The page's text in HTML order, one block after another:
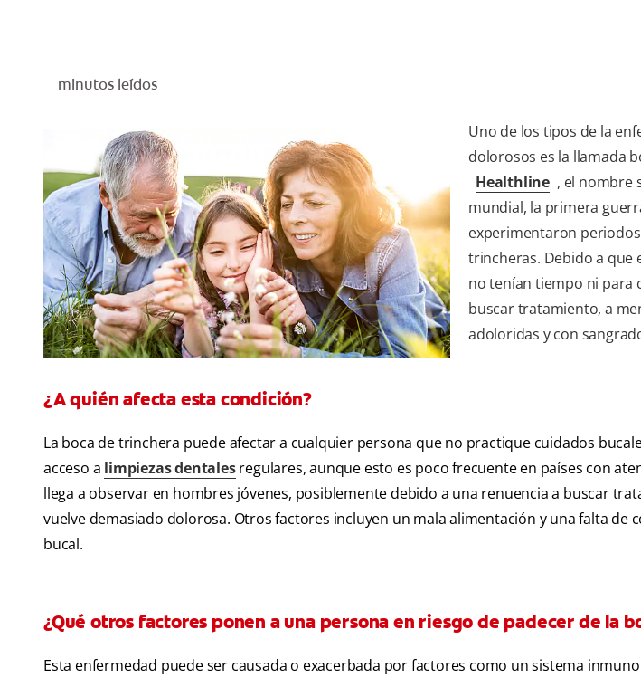
minutos leídos
Uno de los tipos de la
dolorosos es la llamada
Healthline , el nombre
mundial, la primera
experimentaron
trincheras. Debido a que
no tenían tiempo ni para
buscar tratamiento, a
adoloridas y con
¿A quién afecta esta condición?
La boca de trinchera puede afectar a cualquier persona que no practique cuidados
acceso a limpiezas dentalesregulares, aunque esto es poco frecuente en países con
llega a observar en hombres jóvenes, posiblemente debido a una renuencia a buscar
vuelve demasiado dolorosa. Otros factores incluyen un mala alimentación y una falta de
bucal.
¿Qué otros factores ponen a una persona en riesgo de padecer de la
Esta enfermedad puede ser causada o exacerbada por factores como un sistema